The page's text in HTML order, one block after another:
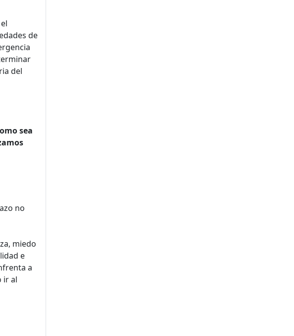
de
del
sea
no
miedo
e
a
ir al